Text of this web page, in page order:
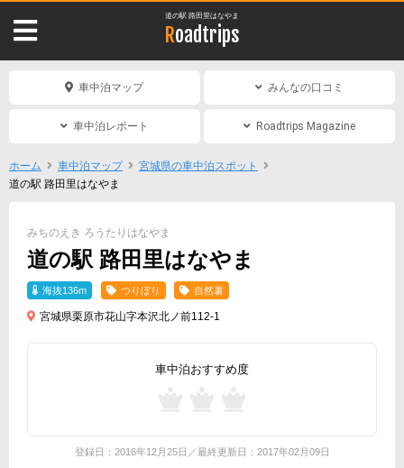
道の駅 路田里はなやま
Roadtrips
車中泊マップ みんなの口コミ
車中泊レポート Roadtrips Magazine
ホーム 車中泊マップ
宮城県の車中泊スポット
道の駅 路田里はなやま
みちのえき ろうたりはなやま
道の駅 路田里はなやま
海抜136m つりぼり 自然薯
宮城県栗原市花山字本沢北ノ前112-1
車中泊おすすめ度
登録日：2016年12月25日／最終更新日：2017年02月09日